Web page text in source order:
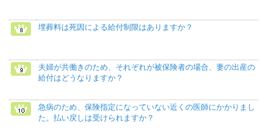
埋葬料は死因による給付制限はありますか？
夫婦が共働きのため、それぞれが被保険者の場合、妻の出産の
給付はどうなりますか？
急病のため、保険指定になっていない近くの医師にかかりまし
た。払い戻しは受けられますか？